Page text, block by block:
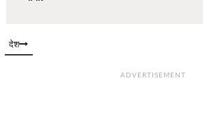
देश
ADVERTISEMENT